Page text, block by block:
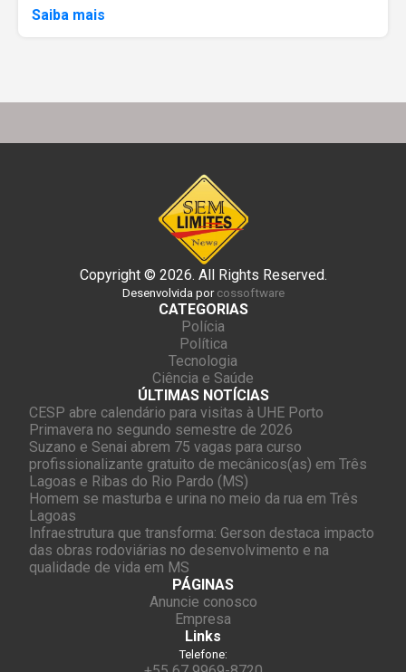
Saiba mais
Copyright © 2026. All Rights Reserved.
Desenvolvida por cossoftware
CATEGORIAS
Polícia
Política
Tecnologia
Ciência e Saúde
ÚLTIMAS NOTÍCIAS
CESP abre calendário para visitas à UHE Porto
Primavera no segundo semestre de 2026
Suzano e Senai abrem 75 vagas para curso
profissionalizante gratuito de mecânicos(as) em Três
Lagoas e Ribas do Rio Pardo (MS)
Homem se masturba e urina no meio da rua em Três
Lagoas
Infraestrutura que transforma: Gerson destaca impacto
das obras rodoviárias no desenvolvimento e na
qualidade de vida em MS
PÁGINAS
Anuncie conosco
Empresa
Links
Telefone: